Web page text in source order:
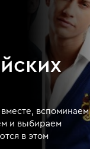
вспоминаем
и выбираем
в этом